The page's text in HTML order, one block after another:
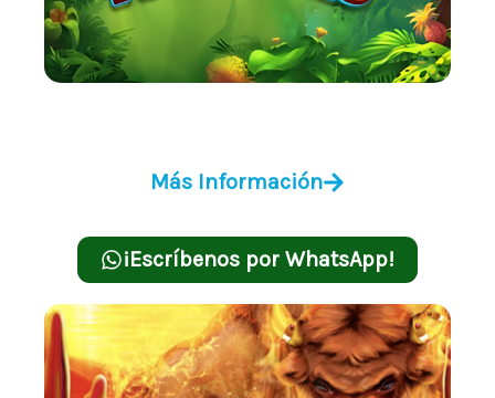
Más Información
¡Escríbenos por WhatsApp!